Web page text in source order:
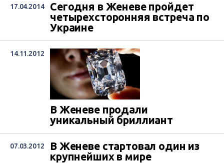
17.04.2014
Сегодня в Женеве пройдет
четырехсторонняя встреча по
Украине
14.11.2012
В Женеве продали
уникальный бриллиант
07.03.2012
В Женеве стартовал один из
крупнейших в мире